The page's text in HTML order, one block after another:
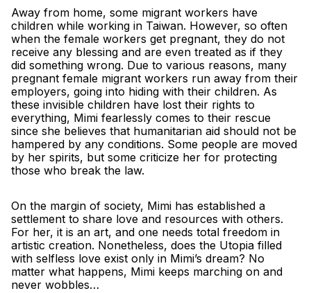
Away from home, some migrant workers have
children while working in Taiwan. However, so often
when the female workers get pregnant, they do not
receive any blessing and are even treated as if they
did something wrong. Due to various reasons, many
pregnant female migrant workers run away from their
employers, going into hiding with their children. As
these invisible children have lost their rights to
everything, Mimi fearlessly comes to their rescue
since she believes that humanitarian aid should not be
hampered by any conditions. Some people are moved
by her spirits, but some criticize her for protecting
those who break the law.
On the margin of society, Mimi has established a
settlement to share love and resources with others.
For her, it is an art, and one needs total freedom in
artistic creation. Nonetheless, does the Utopia filled
with selfless love exist only in Mimi’s dream? No
matter what happens, Mimi keeps marching on and
never wobbles…